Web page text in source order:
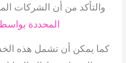
والتأكد من أن الشركات
المحددة
كما يمكن أن تشمل هذه